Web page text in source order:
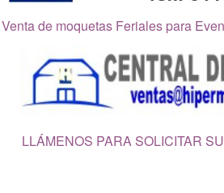
Venta de moquetas Feriales para
LLÁMENOS PARA SOLICITAR